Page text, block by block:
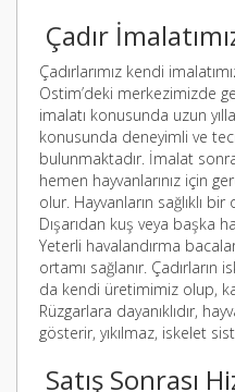
Çadır
Çadırlarımız kendi
Ostim’deki merkezimizde
imalatı konusunda uzun
konusunda deneyimli ve
bulunmaktadır. İmalat
hemen hayvanlarınız için
olur. Hayvanların sağlıklı
Dışarıdan kuş veya başka
Yeterli havalandırma
ortamı sağlanır. Çadırların
da kendi üretimimiz olup,
Rüzgarlara dayanıklıdır,
gösterir, yıkılmaz, iskelet
Satış Sonrası